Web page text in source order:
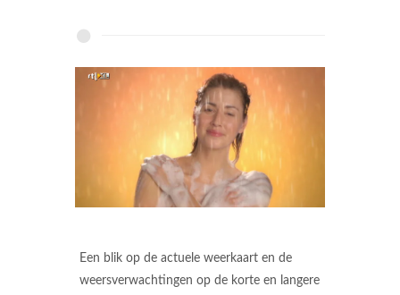
Een blik op de actuele weerkaart en de
weersverwachtingen op de korte en langere